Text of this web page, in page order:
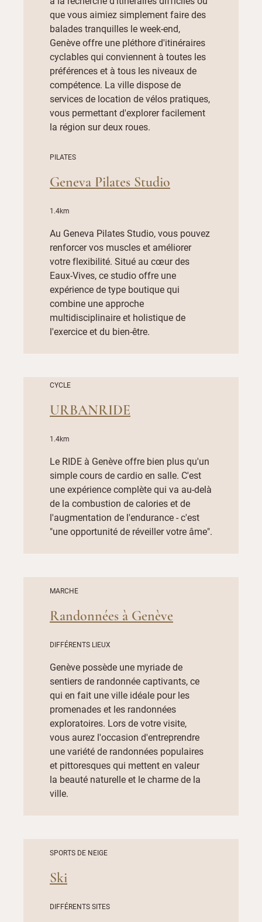
que vous aimiez simplement faire des
balades tranquilles le week-end,
Genève offre une pléthore d'itinéraires
cyclables qui conviennent à toutes les
préférences et à tous les niveaux de
compétence. La ville dispose de
services de location de vélos pratiques,
vous permettant d'explorer facilement
la région sur deux roues.
PILATES
Geneva Pilates Studio
1.4km
Au Geneva Pilates Studio, vous pouvez
renforcer vos muscles et améliorer
votre flexibilité. Situé au cœur des
Eaux-Vives, ce studio offre une
expérience de type boutique qui
combine une approche
multidisciplinaire et holistique de
l'exercice et du bien-être.
CYCLE
URBANRIDE
1.4km
Le RIDE à Genève offre bien plus qu'un
simple cours de cardio en salle. C'est
une expérience complète qui va au-delà
de la combustion de calories et de
l'augmentation de l'endurance - c'est
"une opportunité de réveiller votre âme".
MARCHE
Randonnées à Genève
DIFFÉRENTS LIEUX
Genève possède une myriade de
sentiers de randonnée captivants, ce
qui en fait une ville idéale pour les
promenades et les randonnées
exploratoires. Lors de votre visite,
vous aurez l'occasion d'entreprendre
une variété de randonnées populaires
et pittoresques qui mettent en valeur
la beauté naturelle et le charme de la
ville.
SPORTS DE NEIGE
Ski
DIFFÉRENTS SITES